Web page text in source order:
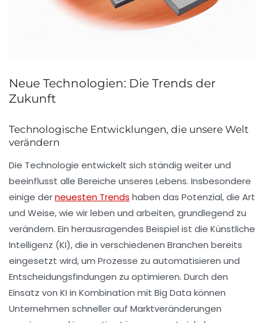
Neue Technologien: Die Trends der
Zukunft
Technologische Entwicklungen, die unsere Welt
verändern
Die Technologie entwickelt sich ständig weiter und
beeinflusst alle Bereiche unseres Lebens. Insbesondere
einige derneuesten Trends haben das Potenzial, die Art
und Weise, wie wir leben und arbeiten, grundlegend zu
verändern. Ein herausragendes Beispiel ist die Künstliche
Intelligenz (KI), die in verschiedenen Branchen bereits
eingesetzt wird, um Prozesse zu automatisieren und
Entscheidungsfindungen zu optimieren. Durch den
Einsatz von KI in Kombination mit Big Data können
Unternehmen schneller auf Marktveränderungen